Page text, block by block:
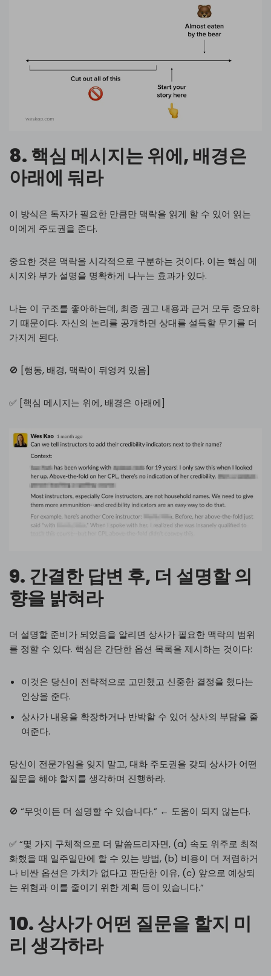
8. 핵심 메시지는 위에, 배경은
아래에 둬라
이 방식은 독자가 필요한 만큼만 맥락을 읽게 할 수 있어 읽는
이에게 주도권을 준다.
중요한 것은 맥락을 시각적으로 구분하는 것이다. 이는 핵심 메
시지와 부가 설명을 명확하게 나누는 효과가 있다.
나는 이 구조를 좋아하는데, 최종 권고 내용과 근거 모두 중요하
기 때문이다. 자신의 논리를 공개하면 상대를 설득할 무기를 더
가지게 된다.
🚫 [행동, 배경, 맥락이 뒤엉켜 있음]
✅ [핵심 메시지는 위에, 배경은 아래에]
9. 간결한 답변 후, 더 설명할 의
향을 밝혀라
더 설명할 준비가 되었음을 알리면 상사가 필요한 맥락의 범위
를 정할 수 있다. 핵심은 간단한 옵션 목록을 제시하는 것이다:
이것은 당신이 전략적으로 고민했고 신중한 결정을 했다는
인상을 준다.
상사가 내용을 확장하거나 반박할 수 있어 상사의 부담을 줄
여준다.
당신이 전문가임을 잊지 말고, 대화 주도권을 갖되 상사가 어떤
질문을 해야 할지를 생각하며 진행하라.
🚫 “무엇이든 더 설명할 수 있습니다.” ← 도움이 되지 않는다.
✅ “몇 가지 구체적으로 더 말씀드리자면, (a) 속도 위주로 최적
화했을 때 일주일만에 할 수 있는 방법, (b) 비용이 더 저렴하거
나 비싼 옵션은 가치가 없다고 판단한 이유, (c) 앞으로 예상되
는 위험과 이를 줄이기 위한 계획 등이 있습니다.”
10. 상사가 어떤 질문을 할지 미
리 생각하라